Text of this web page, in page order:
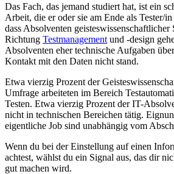
Das Fach, das jemand studiert hat, ist ein
Arbeit, die er oder sie am Ende als Tester/
dass Absolventen geisteswissenschaftlicher
Richtung Testmanagement und -design
Absolventen eher technische Aufgaben
Kontakt mit den Daten nicht stand.
Etwa vierzig Prozent der
Umfrage arbeiteten im Bereich
Testen. Etwa vierzig Prozent der IT-
nicht in technischen Bereichen tätig.
eigentliche Job sind unabhängig vom
Wenn du bei der Einstellung auf einen
achtest, wählst du ein Signal aus, das dir
gut machen wird.